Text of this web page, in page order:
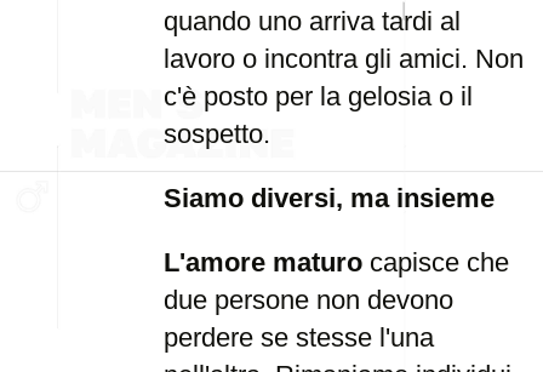
quando uno arriva tardi al
lavoro o incontra gli amici. Non
c'è posto per la gelosia o il
sospetto.
Siamo diversi, ma insieme
L'amore maturo capisce che
due persone non devono
perdere se stesse l'una